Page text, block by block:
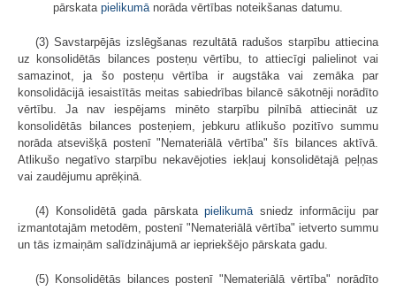
pārskata pielikumānorāda vērtības noteikšanas datumu.
(3) Savstarpējās izslēgšanas rezultātā radušos starpību attiecina
uz konsolidētās bilances posteņu vērtību, to attiecīgi palielinot vai
samazinot, ja šo posteņu vērtība ir augstāka vai zemāka par
konsolidācijā iesais­tītās meitas sabiedrības bilancē sākotnēji norādīto
vērtību. Ja nav iespējams minēto starpību pilnībā attiecināt uz
konsolidētās bilances posteņiem, jebkuru atlikušo pozitīvo summu
norāda atsevišķā postenī "Nemateriālā vērtība" šīs bilances aktīvā.
Atlikušo negatīvo starpību nekavējoties iekļauj konsolidētajā peļņas
vai zaudējumu aprēķinā.
(4) Konsolidētā gada pārskatapielikumāsniedz informāciju par
izmantotajām metodēm, postenī "Nemateriālā vērtība" ietverto summu
un tās izmaiņām salīdzinājumā ar iepriekšējo pārskata gadu.
(5) Konsolidētās bilances postenī "Nemateriālā vērtība" norādīto